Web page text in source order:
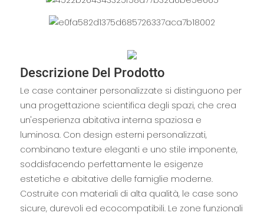
Descrizione Del Prodotto
Le case container personalizzate si distinguono per
una progettazione scientifica degli spazi, che crea
un'esperienza abitativa interna spaziosa e
luminosa. Con design esterni personalizzati,
combinano texture eleganti e uno stile imponente,
soddisfacendo perfettamente le esigenze
estetiche e abitative delle famiglie moderne.
Costruite con materiali di alta qualità, le case sono
sicure, durevoli ed ecocompatibili. Le zone funzionali